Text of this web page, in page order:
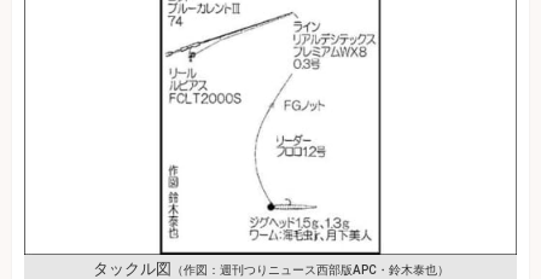
タックル図 （作図：週刊つりニュース西部版APC・鈴木泰也）